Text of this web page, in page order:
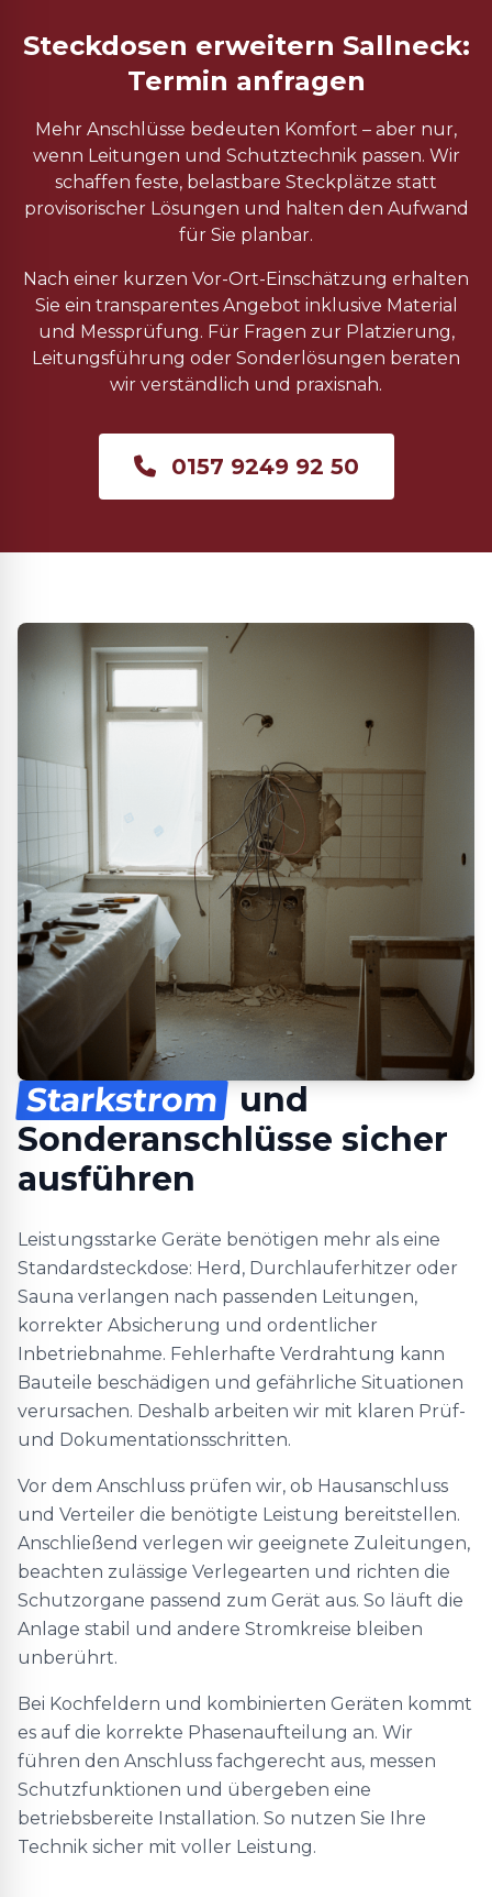
Steckdosen erweitern Sallneck:
Termin anfragen
Mehr Anschlüsse bedeuten Komfort – aber nur,
wenn Leitungen und Schutztechnik passen. Wir
schaffen feste, belastbare Steckplätze statt
provisorischer Lösungen und halten den Aufwand
für Sie planbar.
Nach einer kurzen Vor-Ort-Einschätzung erhalten
Sie ein transparentes Angebot inklusive Material
und Messprüfung. Für Fragen zur Platzierung,
Leitungsführung oder Sonderlösungen beraten
wir verständlich und praxisnah.
0157 9249 92 50
Starkstrom
und
Sonderanschlüsse sicher
ausführen
Leistungsstarke Geräte benötigen mehr als eine
Standardsteckdose: Herd, Durchlauferhitzer oder
Sauna verlangen nach passenden Leitungen,
korrekter Absicherung und ordentlicher
Inbetriebnahme. Fehlerhafte Verdrahtung kann
Bauteile beschädigen und gefährliche Situationen
verursachen. Deshalb arbeiten wir mit klaren Prüf-
und Dokumentationsschritten.
Vor dem Anschluss prüfen wir, ob Hausanschluss
und Verteiler die benötigte Leistung bereitstellen.
Anschließend verlegen wir geeignete Zuleitungen,
beachten zulässige Verlegearten und richten die
Schutzorgane passend zum Gerät aus. So läuft die
Anlage stabil und andere Stromkreise bleiben
unberührt.
Bei Kochfeldern und kombinierten Geräten kommt
es auf die korrekte Phasenaufteilung an. Wir
führen den Anschluss fachgerecht aus, messen
Schutzfunktionen und übergeben eine
betriebsbereite Installation. So nutzen Sie Ihre
Technik sicher mit voller Leistung.